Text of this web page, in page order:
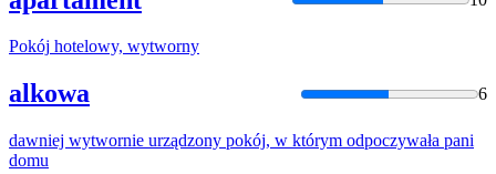
Pokój hotelowy, wytworny
alkowa 6
dawniej wytwornie urządzony pokój, w którym odpoczywała pani
domu